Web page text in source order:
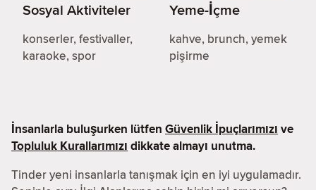
Sosyal Aktiviteler
konserler, festivaller,
karaoke, spor
Yeme-İçme
kahve, brunch, yemek
pişirme
İnsanlarla buluşurken lütfen Güvenlik İpuçlarımızı ve
Topluluk Kurallarımızı dikkate almayı unutma.
Tinder yeni insanlarla tanışmak için en iyi uygulamadır.